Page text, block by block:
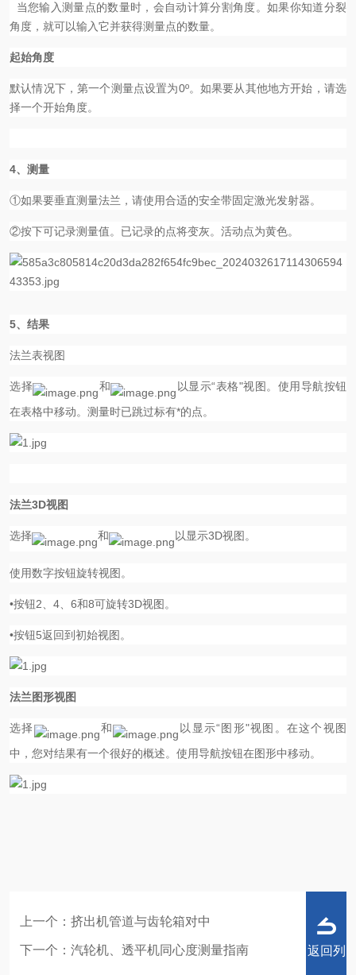
当您输入测量点的数量时，会自动计算分割角度。如果你知道分裂
角度，就可以输入它并获得测量点的数量。
起始角度
默认情况下，第一个测量点设置为0º。如果要从其他地方开始，请选
择一个开始角度。
4、测量
①如果要垂直测量法兰，请使用合适的安全带固定激光发射器。
②按下可记录测量值。已记录的点将变灰。活动点为黄色。
5、结果
法兰表视图
选择 和
以显示“表格"视图。使用导航按钮
在表格中移动。测量时已跳过标有*的点。
法兰3D视图
选择 和 以显示3D视图。
使用数字按钮旋转视图。
•按钮2 4 6和8可旋转3D视图。
•按钮5返回到初始视图。
法兰图形视图
选择 和
以显示“图形"视图。在这个视图
中，您对结果有一个很好的概述。使用导航按钮在图形中移动。
上一个： 挤出机管道与齿轮箱对中
下一个： 汽轮机、透平机同心度测量指南 返回列